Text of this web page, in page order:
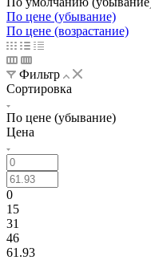
По цене (убывание)
По цене (возрастание)
Фильтр
Сортировка
По цене (убывание)
Цена
0
15
31
46
61.93